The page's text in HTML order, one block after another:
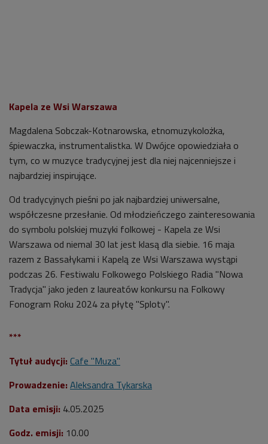
Kapela ze Wsi Warszawa
Magdalena Sobczak-Kotnarowska, etnomuzykolożka,
śpiewaczka, instrumentalistka. W Dwójce opowiedziała o
tym, co w muzyce tradycyjnej jest dla niej najcenniejsze i
najbardziej inspirujące.
Od tradycyjnych pieśni po jak najbardziej uniwersalne,
współczesne przesłanie. Od młodzieńczego zainteresowania
do symbolu polskiej muzyki folkowej - Kapela ze Wsi
Warszawa od niemal 30 lat jest klasą dla siebie. 16 maja
razem z Bassałykami i Kapelą ze Wsi Warszawa wystąpi
podczas 26. Festiwalu Folkowego Polskiego Radia "Nowa
Tradycja" jako jeden z laureatów konkursu na Folkowy
Fonogram Roku 2024 za płytę "Sploty".
***
Tytuł audycji: Cafe "Muza"
Prowadzenie: Aleksandra Tykarska
Data emisji: 4.05.2025
Godz. emisji: 10.00